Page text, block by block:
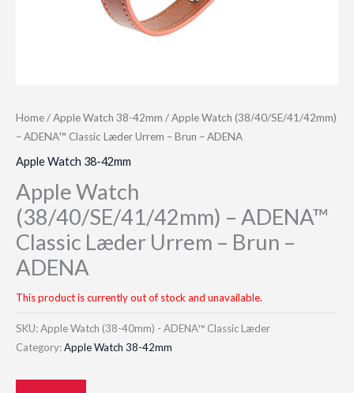
Home/Apple Watch 38-42mm / Apple Watch (38/40/SE/41/42mm)
– ADENA™ Classic Læder Urrem – Brun – ADENA
Apple Watch 38-42mm
Apple Watch
(38/40/SE/41/42mm) – ADENA™
Classic Læder Urrem – Brun –
ADENA
This product is currently out of stock and unavailable.
SKU:Apple Watch (38-40mm) - ADENA™ Classic Læder
Category:Apple Watch 38-42mm